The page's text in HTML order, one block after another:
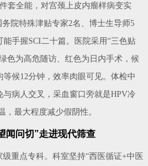
套全能，对宫颈上皮内瘤样病变实
院特殊津贴专家2名、博士生导师5
手握SCI二十篇。医院采用“三色贴
色为高危随访、红色为日内手术，候
候12分钟，效率肉眼可见。体检中
病人交叉，采血窗口旁就是HPV冷
最大程度减少假阴性。
闻问切”走进现代筛查
重点专科。科室坚持“西医循证+中医